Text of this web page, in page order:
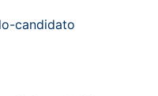
candidato